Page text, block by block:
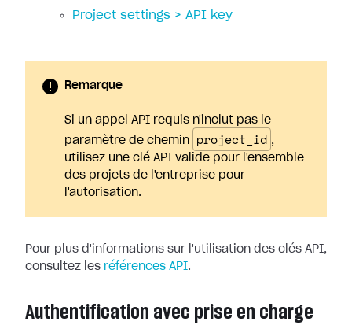
Project settings > API key
Remarque
Si un appel API requis n'inclut pas le
paramètre de chemin
project_id ,
utilisez une clé API valide pour l'ensemble
des projets de l'entreprise pour
l'autorisation.
Pour plus d'informations sur l'utilisation des clés API,
consultez les références API.
Authentification avec prise en charge